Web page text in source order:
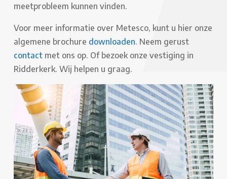
meetprobleem kunnen vinden.
Voor meer informatie over Metesco, kunt u hier onze
algemene brochure downloaden. Neem gerust
contact met ons op. Of bezoek onze vestiging in
Ridderkerk. Wij helpen u graag.